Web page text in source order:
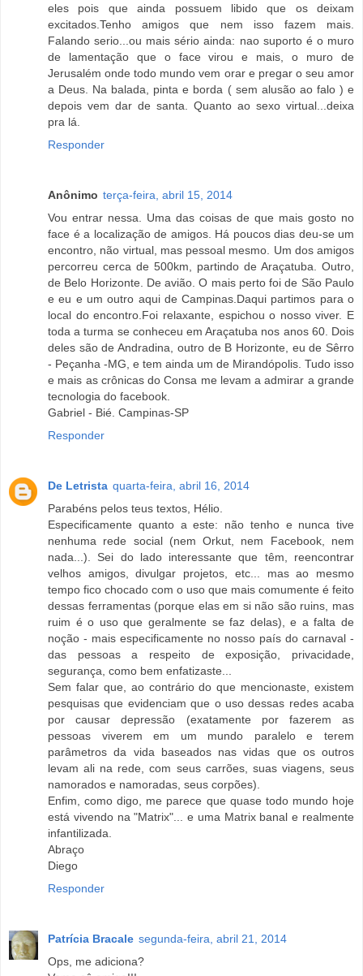
eles pois que ainda possuem libido que os deixam
excitados.Tenho amigos que nem isso fazem mais.
Falando serio...ou mais sério ainda: nao suporto é o muro
de lamentação que o face virou e mais, o muro de
Jerusalém onde todo mundo vem orar e pregar o seu amor
a Deus. Na balada, pinta e borda ( sem alusão ao falo ) e
depois vem dar de santa. Quanto ao sexo virtual...deixa
pra lá.
Responder
Anônimo terça-feira, abril 15, 2014
Vou entrar nessa. Uma das coisas de que mais gosto no
face é a localização de amigos. Há poucos dias deu-se um
encontro, não virtual, mas pessoal mesmo. Um dos amigos
percorreu cerca de 500km, partindo de Araçatuba. Outro,
de Belo Horizonte. De avião. O mais perto foi de São Paulo
e eu e um outro aqui de Campinas.Daqui partimos para o
local do encontro.Foi relaxante, espichou o nosso viver. E
toda a turma se conheceu em Araçatuba nos anos 60. Dois
deles são de Andradina, outro de B Horizonte, eu de Sêrro
- Peçanha -MG, e tem ainda um de Mirandópolis. Tudo isso
e mais as crônicas do Consa me levam a admirar a grande
tecnologia do facebook.
Gabriel - Bié. Campinas-SP
Responder
De Letrista quarta-feira, abril 16, 2014
Parabéns pelos teus textos, Hélio.
Especificamente quanto a este: não tenho e nunca tive
nenhuma rede social (nem Orkut, nem Facebook, nem
nada...). Sei do lado interessante que têm, reencontrar
velhos amigos, divulgar projetos, etc... mas ao mesmo
tempo fico chocado com o uso que mais comumente é feito
dessas ferramentas (porque elas em si não são ruins, mas
ruim é o uso que geralmente se faz delas), e a falta de
noção - mais especificamente no nosso país do carnaval -
das pessoas a respeito de exposição, privacidade,
segurança, como bem enfatizaste...
Sem falar que, ao contrário do que mencionaste, existem
pesquisas que evidenciam que o uso dessas redes acaba
por causar depressão (exatamente por fazerem as
pessoas viverem em um mundo paralelo e terem
parâmetros da vida baseados nas vidas que os outros
levam ali na rede, com seus carrões, suas viagens, seus
namorados e namoradas, seus corpões).
Enfim, como digo, me parece que quase todo mundo hoje
está vivendo na "Matrix"... e uma Matrix banal e realmente
infantilizada.
Abraço
Diego
Responder
Patrícia Bracale segunda-feira, abril 21, 2014
Ops, me adiciona?